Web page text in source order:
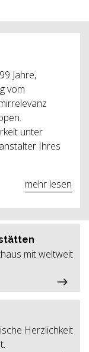
Jahre,
vom
unter
Ihres
mehr lesen
mit weltweit
Herzlichkeit